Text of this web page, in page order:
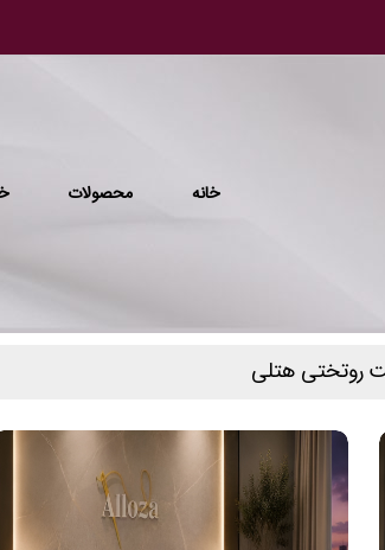
خانه محصولات
روتختی هتلی